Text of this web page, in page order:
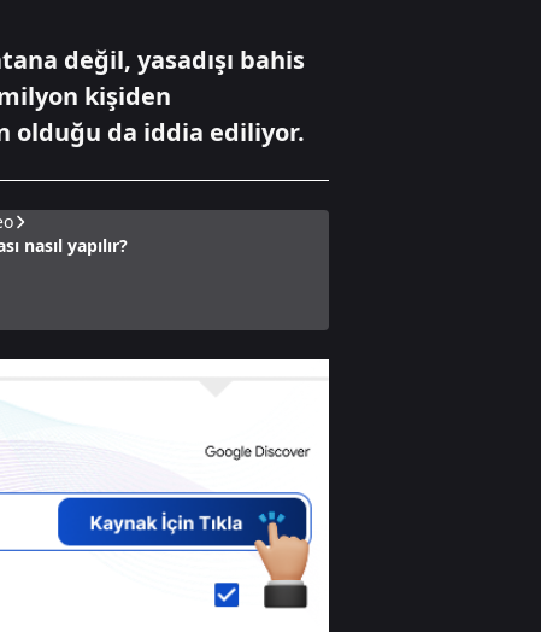
Gündem
Çikolata
kutusunda 1,2
rüşvet
değil, yasadışı bahis
kişiden
olduğu da iddia ediliyor.
nasıl yapılır?